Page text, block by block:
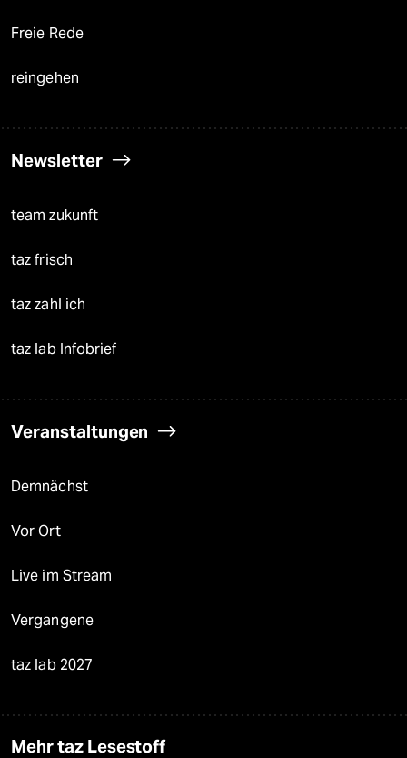
Freie Rede
reingehen
Newsletter
team zukunft
taz frisch
taz zahl ich
taz lab Infobrief
Veranstaltungen
Demnächst
Vor Ort
Live im Stream
Vergangene
taz lab 2027
Mehr taz Lesestoff